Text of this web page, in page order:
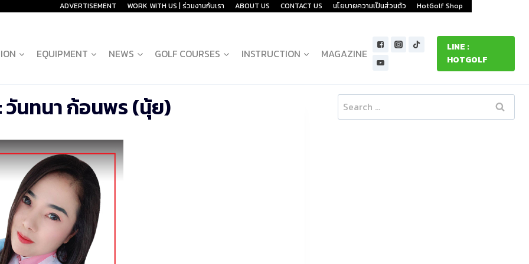
ADVERTISEMENT WORK WITH US | ร่วมงานกับเรา ABOUT US CONTACT US นโยบายความเป็นส่วนตัว HotGolf Shop
EQUIPMENT NEWS GOLF COURSES INSTRUCTION MAGAZINE
LINE :
HOTGOLF
วันทนา ก้อนพร (นุ้ย)
Search
for: